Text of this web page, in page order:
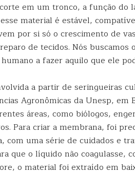
em um tronco, a função do
material é estável,
por si só o crescimento de
de tecidos. Nós buscamos
a fazer aquilo que ele
a partir de seringueiras
Agronômicas da Unesp, em
áreas, como biólogos,
Para criar a membrana, foi
com uma série de cuidados e
que o líquido não coagulasse,
o material foi extraído em